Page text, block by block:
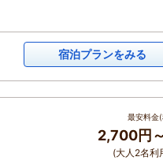
宿泊プランをみる
最安料金
2,700円～
(大人2名利